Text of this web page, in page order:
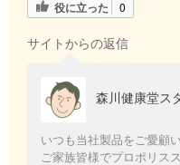
役に立った 0
サイトからの返信
森川健康堂ス
いつも当社製品をご愛顧
ご家族皆様でプロポリス